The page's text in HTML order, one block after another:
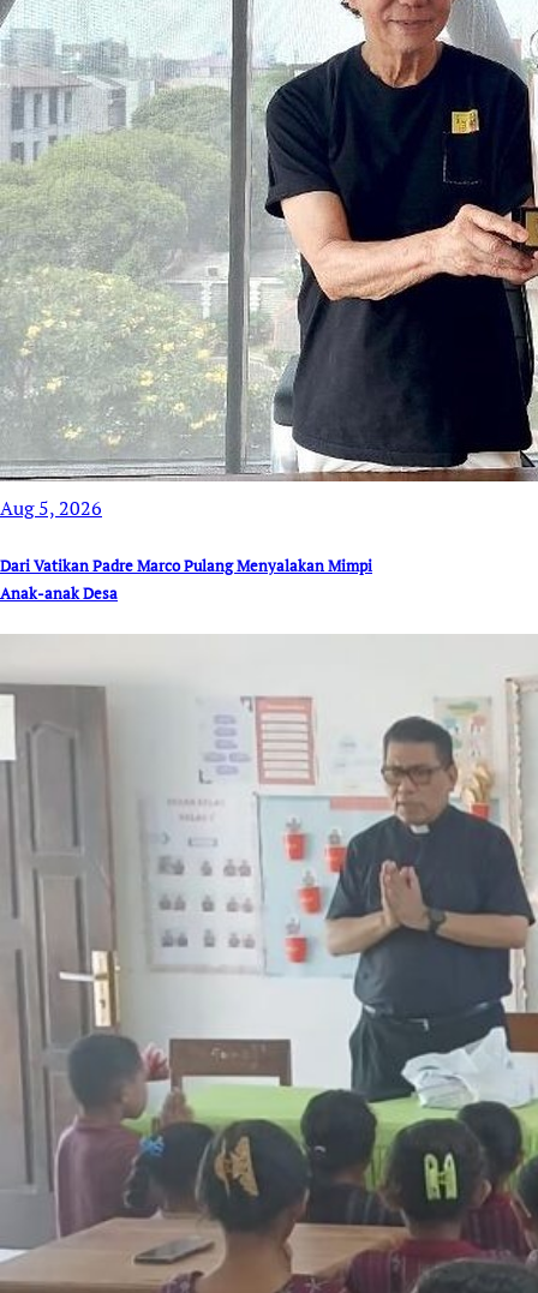
Aug 5, 2026
Dari Vatikan Padre Marco Pulang Menyalakan Mimpi
Anak-anak Desa